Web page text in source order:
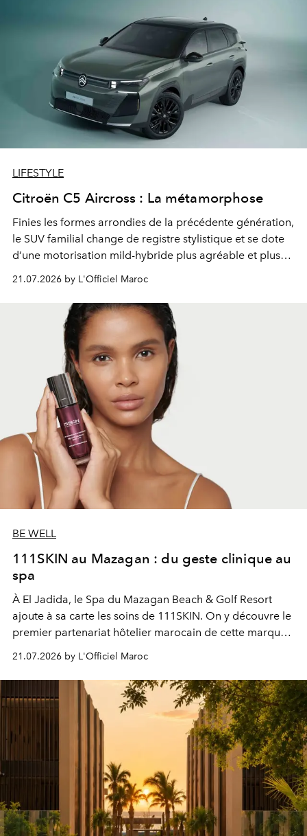
LIFESTYLE
Citroën C5 Aircross : La métamorphose
Finies les formes arrondies de la précédente génération,
le SUV familial change de registre stylistique et se dote
d’une motorisation mild-hybride plus agréable et plus
économe. à n’en pas douter, le nouveau C5 Aircross a
gagné en maturité.
21.07.2026 by L'Officiel Maroc
BE WELL
111SKIN au Mazagan : du geste clinique au
spa
À El Jadida, le Spa du Mazagan Beach & Golf Resort
ajoute à sa carte les soins de 111SKIN. On y découvre le
premier partenariat hôtelier marocain de cette marque
britannique, née dans un cabinet de chirurgie plastique
londonien et construite depuis autour d'un actif breveté,
le complexe NAC Y2™.
21.07.2026 by L'Officiel Maroc